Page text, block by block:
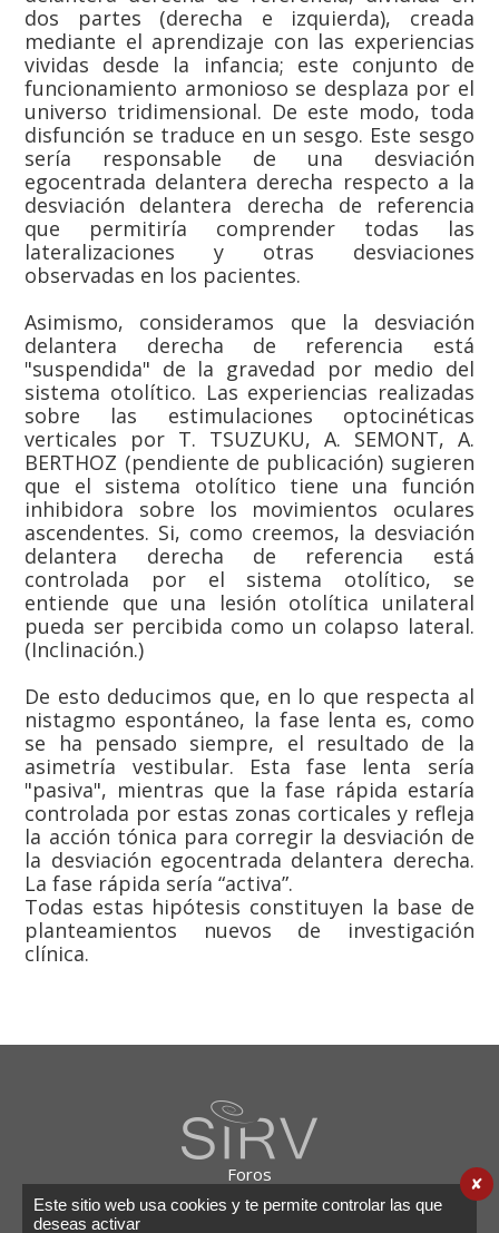
Este sitio web usa cookies y te permite controlar las que
deseas activar
✘
dos partes (derecha e izquierda), creada
mediante el aprendizaje con las experiencias
vividas desde la infancia; este conjunto de
funcionamiento armonioso se desplaza por el
universo tridimensional. De este modo, toda
disfunción se traduce en un sesgo. Este sesgo
sería responsable de una desviación
egocentrada delantera derecha respecto a la
desviación delantera derecha de referencia
que permitiría comprender todas las
lateralizaciones y otras desviaciones
observadas en los pacientes.
Asimismo, consideramos que la desviación
delantera derecha de referencia está
"suspendida" de la gravedad por medio del
sistema otolítico. Las experiencias realizadas
sobre las estimulaciones optocinéticas
verticales por T. TSUZUKU, A. SEMONT, A.
BERTHOZ (pendiente de publicación) sugieren
que el sistema otolítico tiene una función
inhibidora sobre los movimientos oculares
ascendentes. Si, como creemos, la desviación
delantera derecha de referencia está
controlada por el sistema otolítico, se
entiende que una lesión otolítica unilateral
pueda ser percibida como un colapso lateral.
(Inclinación.)
De esto deducimos que, en lo que respecta al
nistagmo espontáneo, la fase lenta es, como
se ha pensado siempre, el resultado de la
asimetría vestibular. Esta fase lenta sería
"pasiva", mientras que la fase rápida estaría
controlada por estas zonas corticales y refleja
la acción tónica para corregir la desviación de
la desviación egocentrada delantera derecha.
La fase rápida sería “activa”.
Todas estas hipótesis constituyen la base de
planteamientos nuevos de investigación
clínica.
Foros
Enlaces
Notas legales